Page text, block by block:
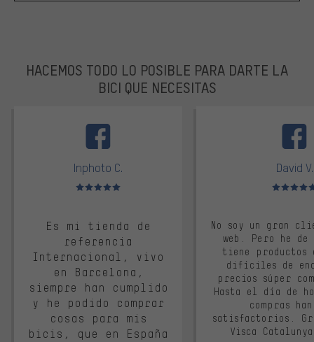
HACEMOS TODO LO POSIBLE PARA DARTE LA
BICI QUE NECESITAS
Inphoto C.
Valoración media: 5 de 5
Es mi tienda de
referencia
Internacional, vivo
en Barcelona,
siempre han cumplido
y he podido comprar
cosas para mis
bicis, que en España
David V.
Valoración
No soy un gran
web. Pero he
tiene productos
difíciles de
precios súper
Hasta el día de
compras
satisfactorios.
Visca